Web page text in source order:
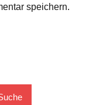
speichern.